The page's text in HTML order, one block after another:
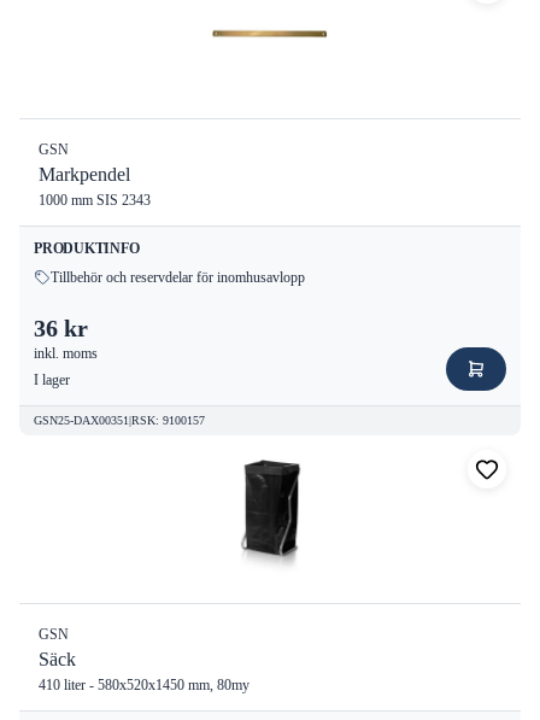
GSN
Markpendel
1000 mm SIS 2343
PRODUKTINFO
Tillbehör och reservdelar för inomhusavlopp
36 kr
inkl. moms
I lager
GSN25-DAX00351|RSK: 9100157
GSN
Säck
410 liter - 580x520x1450 mm, 80my